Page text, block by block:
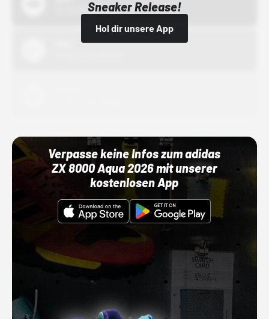
Sneaker Release!
Hol dir unsere App
01.10.22 00:00 Uhr
Verpasse keine Infos zum adidas
ZX 8000 Aqua 2026 mit unserer
kostenlosen App